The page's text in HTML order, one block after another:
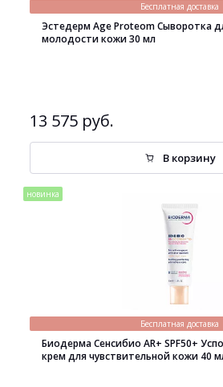
Бесплатная доставка
Эстедерм Age Proteom Сыворотка
молодости кожи 30 мл
13 575 руб.
В корзину
новинка
Бесплатная доставка
Биодерма Сенсибио AR+ SPF50+
крем для чувствительной кожи 40